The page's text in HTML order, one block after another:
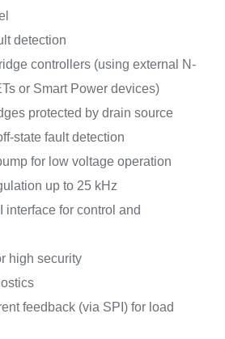
detection
controllers (using external N-
or Smart Power devices)
protected by drain source
state fault detection
for low voltage operation
up to 25 kHz
interface for control and
high security
feedback (via SPI) for load